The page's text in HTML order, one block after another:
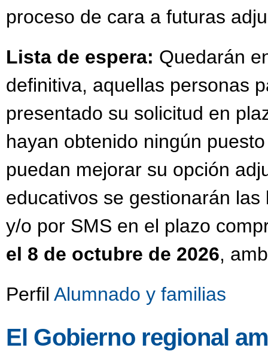
proceso de cara a futuras
Lista de espera: Quedarán
definitiva, aquellas personas
presentado su solicitud en
hayan obtenido ningún
puedan mejorar su opción
educativos se gestionarán
y/o por SMS en el plazo
el 8 de octubre de 2026,
Perfil Alumnado y familias
El Gobierno regional